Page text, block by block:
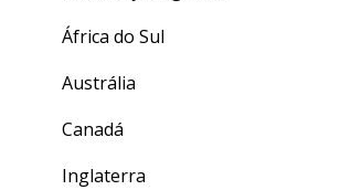
África do Sul
Austrália
Canadá
Inglaterra